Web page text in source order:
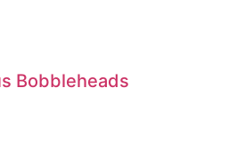
Bobbleheads